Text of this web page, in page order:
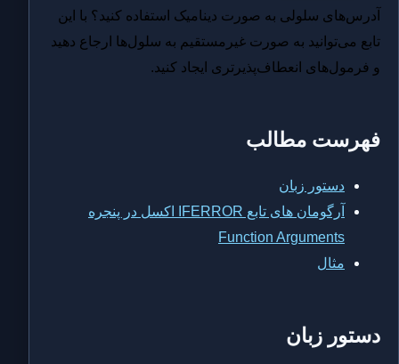
آدرس‌های سلولی به صورت دینامیک استفاده کنید؟ با این
تابع می‌توانید به صورت غیرمستقیم به سلول‌ها ارجاع دهید
و فرمول‌های انعطاف‌پذیرتری ایجاد کنید.
فهرست مطالب
دستور زبان
آرگومان های تابع IFERROR اکسل در پنجره
Function Arguments
مثال
دستور زبان